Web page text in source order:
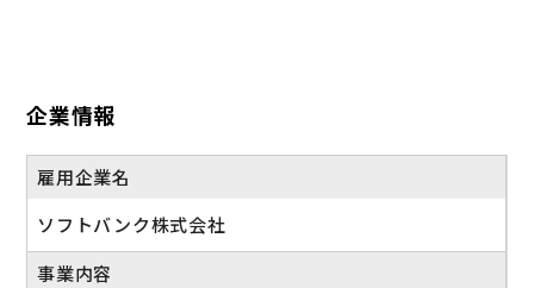
企業情報
雇用企業名
ソフトバンク株式会社
事業内容